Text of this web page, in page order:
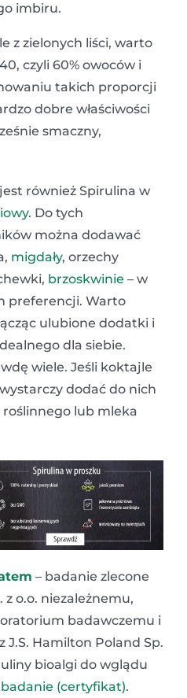
imbiru.
z zielonych liści, warto
czyli 60% owoców i
takich proporcji
dobre właściwości
smaczny,
również Spirulina w
. Do tych
można dodawać
migdały, orzechy
brzoskwinie – w
preferencji. Warto
ulubione dodatki i
dla siebie.
wiele. Jeśli koktajle
dodać do nich
lub mleka
– badanie zlecone
z o.o. niezależnemu,
badawczemu i
J.S. Hamilton Poland Sp.
bioalgi do wglądu
(certyfikat).